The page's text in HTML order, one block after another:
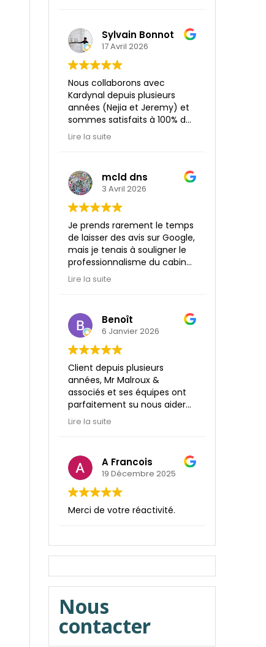
rdv et arrivé dès le
lendemain. super!!
Nous n'hésiterons à faire
appelle aux services de
concrétisation de notre
projet.
Sylvain Bonnot
17 Avril 2026
Nous collaborons avec
Kardynal depuis plusieurs
années (Nejia et Jeremy) et
sommes satisfaits à 100% de
la prestation assurée par
grand merci pour tout
Lire la suite
mcld dns
3 Avril 2026
Je prends rarement le temps
de laisser des avis sur Google,
mais je tenais à souligner le
professionnalisme du cabinet
Kardynal, ainsi que le temps
mes demandes.
Je remercie tout
particulièrement Pauline, qui
m’a apporté des réponses
Je recommande vivement
ce cabinet comptable pour
la gestion de votre entreprise
comme de vos affaires
personnelles.
Lire la suite
Benoît
6 Janvier 2026
Client depuis plusieurs
années, Mr Malroux &
associés et ses équipes ont
parfaitement su nous aider
dans notre développement
Approche terrain, qualité
relationnelle et réactivité.
Lire la suite
A Francois
19 Décembre 2025
Merci de votre réactivité.
Nous
contacter